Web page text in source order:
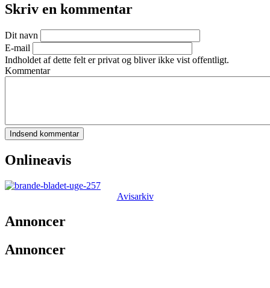
Skriv en kommentar
Dit navn
E-mail
Indholdet af dette felt er privat og bliver ikke vist offentligt.
Kommentar
Onlineavis
Avisarkiv
Annoncer
Annoncer